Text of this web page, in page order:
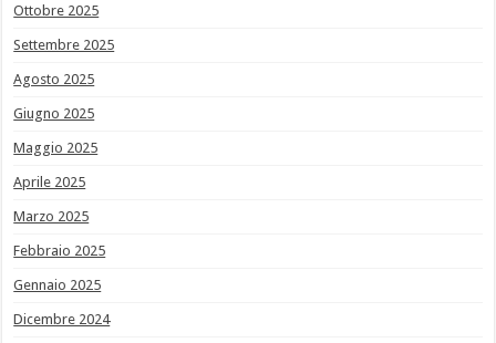
Ottobre 2025
Settembre 2025
Agosto 2025
Giugno 2025
Maggio 2025
Aprile 2025
Marzo 2025
Febbraio 2025
Gennaio 2025
Dicembre 2024